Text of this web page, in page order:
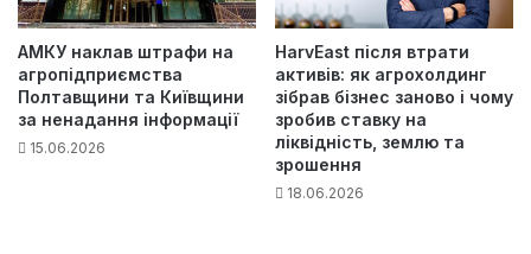
АМКУ наклав штрафи на
агропідприємства
Полтавщини та Київщини
за ненадання інформації
15.06.2026
HarvEast після втрати
активів: як агрохолдинг
зібрав бізнес заново і чому
зробив ставку на
ліквідність, землю та
зрошення
18.06.2026